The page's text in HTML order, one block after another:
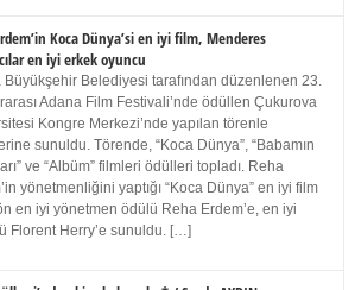
Koca Dünya’si en iyi film, Menderes
en iyi erkek oyuncu
Büyükşehir Belediyesi tarafından düzenlenen 23.
Adana Film Festivali’nde ödüllen Çukurova
Kongre Merkezi’nde yapılan törenle
sunuldu. Törende, “Koca Dünya”, “Babamın
ve “Albüm” filmleri ödülleri topladı. Reha
yönetmenliğini yaptığı “Koca Dünya” en iyi film
en iyi yönetmen ödülü Reha Erdem’e, en iyi
Florent Herry’e sunuldu. […]